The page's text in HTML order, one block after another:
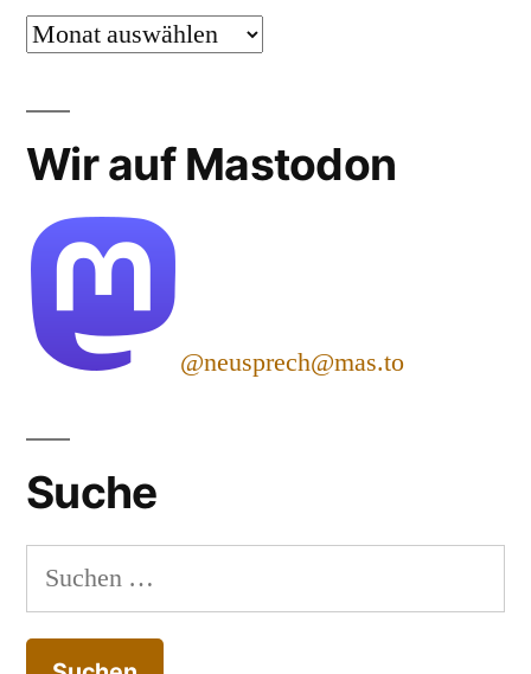
Archiv
Wir auf Mastodon
@neusprech@mas.to
Suche
Suchen
nach: